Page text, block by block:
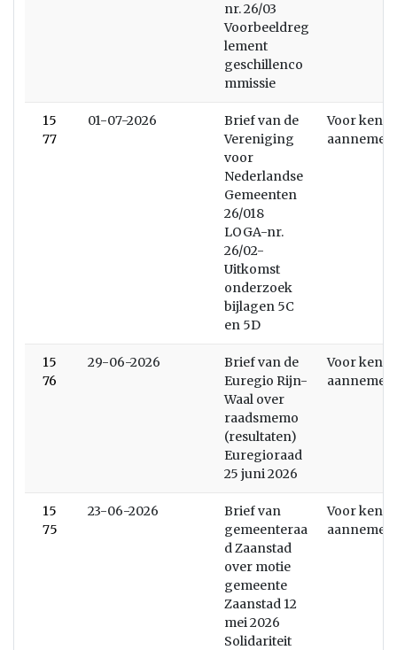
nr. 26/03
Voorbeeldreg
lement
geschillenco
mmissie
15
77
01-07-2026
Brief van de
Vereniging
voor
Nederlandse
Gemeenten
26/018
LOGA-nr.
26/02-
Uitkomst
onderzoek
bijlagen 5C
en 5D
Voor
aannemen
15
76
29-06-2026
Brief van de
Euregio Rijn-
Waal over
raadsmemo
(resultaten)
Euregioraad
25 juni 2026
Voor
aannemen
15
75
23-06-2026
Brief van
gemeenteraa
d Zaanstad
over motie
gemeente
Zaanstad 12
mei 2026
Solidariteit
Voor
aannemen